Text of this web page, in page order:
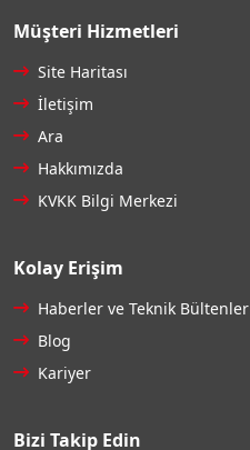
Müşteri Hizmetleri
Site Haritası
İletişim
Ara
Hakkımızda
KVKK Bilgi Merkezi
Kolay Erişim
Haberler ve Teknik Bültenler
Blog
Kariyer
Bizi Takip Edin